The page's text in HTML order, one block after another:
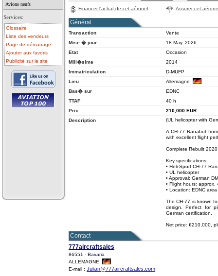
Avions neufs
Services:
Glossaire
Liste des vendeurs
Page de démarrage
Ajouter aux favoris
Publicité sur le site
Financer l'achat de cet aéronef Assurer cet
Général
Transaction
Vente
Mise � jour
18 May. 2026
Etat
Occasion
Mill�sime
2014
Immatriculation
D-MUFP
Lieu
Allemagne
Bas� sur
EDNC
TTAF
40 h
Prix
210,000 EUR
Description
(UL helicopter with
A CH-77 Ranabot
with excellent flight
Complete Rebuilt 2020
Key specifications:
• Heli-Sport CH-77
• UL helicopter
• Approval: German
• Flight hours: approx.
• Location: EDNC
The CH-77 is known
design. Perfect for
German certification.
Net price: €210,000,
Contact
777aircraftsales
86551 - Bavaria
ALLEMAGNE
E-mail : Julian@777aircraftsales.com